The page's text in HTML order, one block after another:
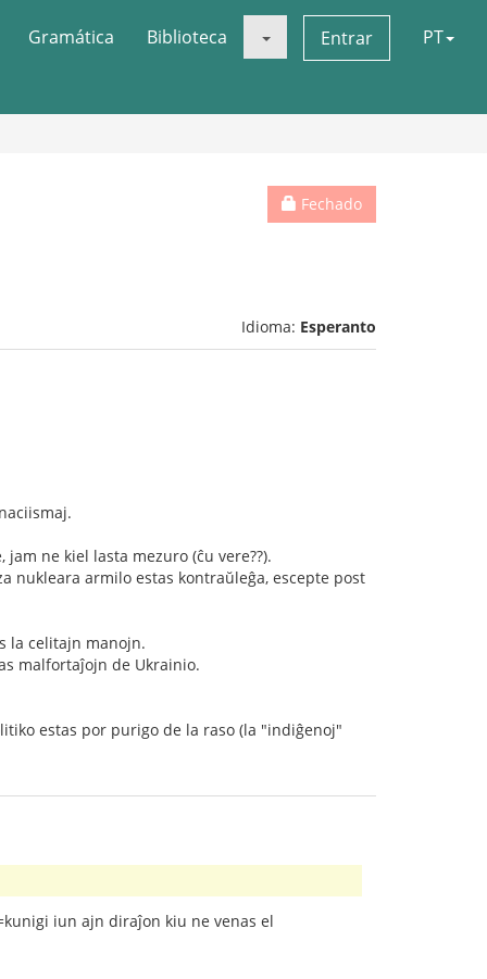
Gramática Biblioteca Entrar PT
Fechado
Idioma: Esperanto
ne kiel lasta mezuro (ĉu vere??).
nukleara armilo estas kontraŭleĝa, escepte post
la celitajn manojn.
malfortaĵojn de Ukrainio.
estas por purigo de la raso (la "indiĝenoj"
iun ajn diraĵon kiu ne venas el